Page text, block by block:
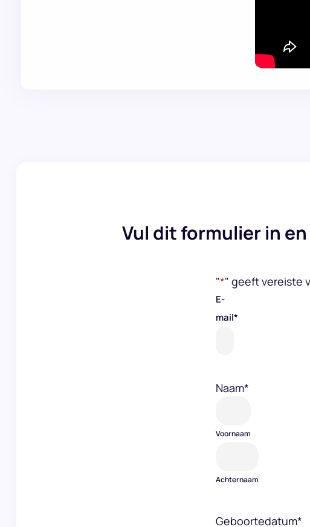
Vul dit formulier in
"*" geeft vereiste
E-
mail*
Naam*
Voornaam
Achternaam
Geboortedatum*